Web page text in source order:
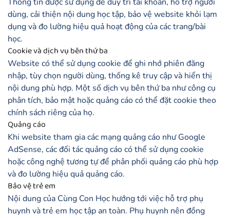
dùng, cải thiện nội dung học tập, bảo vệ website khỏi lạm
dụng và đo lường hiệu quả hoạt động của các trang/bài
học.
Cookie và dịch vụ bên thứ ba
Website có thể sử dụng cookie để ghi nhớ phiên đăng
nhập, tùy chọn người dùng, thống kê truy cập và hiển thị
nội dung phù hợp. Một số dịch vụ bên thứ ba như công cụ
phân tích, bảo mật hoặc quảng cáo có thể đặt cookie theo
chính sách riêng của họ.
Quảng cáo
Khi website tham gia các mạng quảng cáo như Google
AdSense, các đối tác quảng cáo có thể sử dụng cookie
hoặc công nghệ tương tự để phân phối quảng cáo phù hợp
và đo lường hiệu quả quảng cáo.
Bảo vệ trẻ em
Nội dung của Cùng Con Học hướng tới việc hỗ trợ phụ
huynh và trẻ em học tập an toàn. Phụ huynh nên đồng